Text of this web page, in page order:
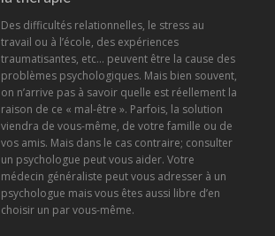
Des difficultés relationnelles, le stress au
travail ou à l’école, des expériences
traumatisantes, etc… peuvent être la cause des
problèmes psychologiques. Mais bien souvent,
on n’arrive pas à savoir quelle est réellement la
raison de ce « mal-être ». Parfois, la solution
viendra de vous-même, de votre famille ou de
vos amis. Mais dans le cas contraire; consulter
un psychologue peut vous aider. Votre
médecin généraliste peut vous adresser à un
psychologue mais vous êtes aussi libre d’en
choisir un par vous-même.